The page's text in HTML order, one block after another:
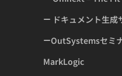
ドキュメント生成
OutSystemsセミ
MarkLogic